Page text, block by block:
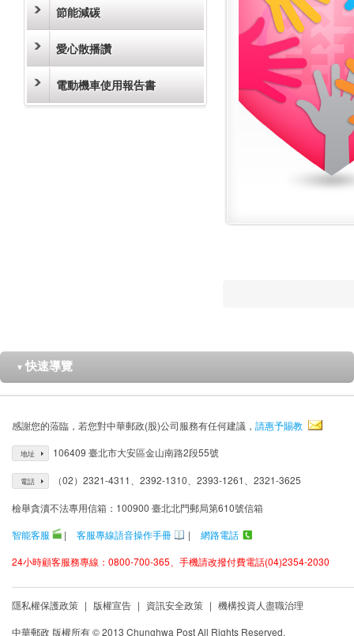
節能減碳
愛心散播讚
電動機車使用報告書
▼ 快速導覽
感謝您的蒞臨，若您對中華郵政(股)公司服務有任何建議， 請惠予賜教
地址 106409 臺北市大安區金山南路2段55號
電話 （02）2321-4311、2392-1310、2393-1261、2321-3625
檢舉貪瀆不法專用信箱：100900 臺北北門郵局第610號信箱
智能客服
| 客服專線語音操作手冊 |
網路電話
24小時顧客服務專線：0800-700-365、手機請改撥付費電話(04)2354-2030
隱私權保護政策 | 版權宣告 | 資訊安全政策 | 機構投資人盡職治理
中華郵政 版權所有 © 2013 Chunghwa Post All Rights Reserved.